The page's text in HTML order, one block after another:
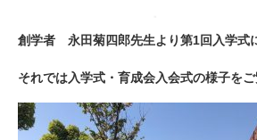
創学者 永田菊四郎先生より第1回入学式
それでは入学式・育成会入会式の様子をご